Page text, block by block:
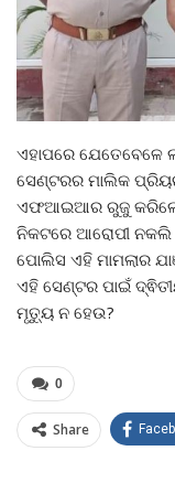
ଏହାପରେ ଯେତେବେଳେ
ସେଣ୍ଟରର ମାଲିକ
ଏଫଆଇଆର ରୁଜୁ
ନିକଟରେ ଆରୋପୀ
ପୋଲିସ ଏହି ମାମଲାର
ଏହି ସେଣ୍ଟର ପାଇଁ
ମୃତ୍ୟୁ ନ ହେଉ?
0
Share